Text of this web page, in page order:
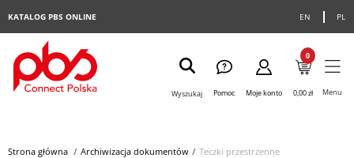
EN PL
KATALOG PBS ONLINE
Wyszukaj Pomoc Moje konto
0
0,00 zł Menu
Strona główna> Archiwizacja dokumentów> Teczki przestrzenne